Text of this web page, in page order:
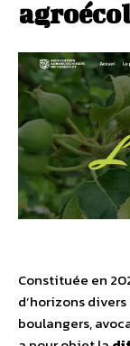
Constituée en
d’horizons
boulangers,